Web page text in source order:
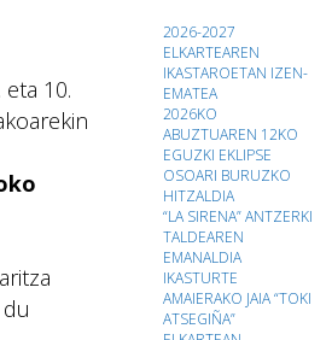
10.
2026-2027
ELKARTEAREN
IKASTAROETAN IZEN-
EMATEA
2026KO
ABUZTUAREN 12KO
EGUZKI EKLIPSE
OSOARI BURUZKO
HITZALDIA
“LA SIRENA” ANTZERKI
TALDEAREN
EMANALDIA
IKASTURTE
AMAIERAKO JAIA “TOKI
ATSEGIÑA”